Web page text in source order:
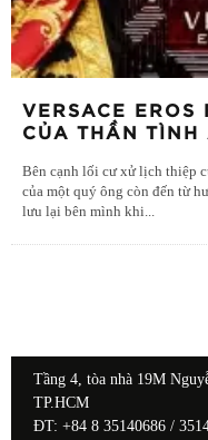
VERSACE
CỦA THẦN TÌNH
Bên cạnh lối cư xử lịch thiệp
của một quý ông còn đến từ
lưu lại bên mình khi...
Tầng 4, tòa nhà 19M
TP.HCM
ĐT: +84 8 35140686 /